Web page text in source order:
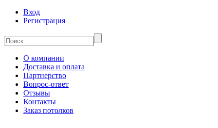
Вход
Регистрация
О компании
Доставка и оплата
Партнерство
Вопрос-ответ
Отзывы
Контакты
Заказ потолков